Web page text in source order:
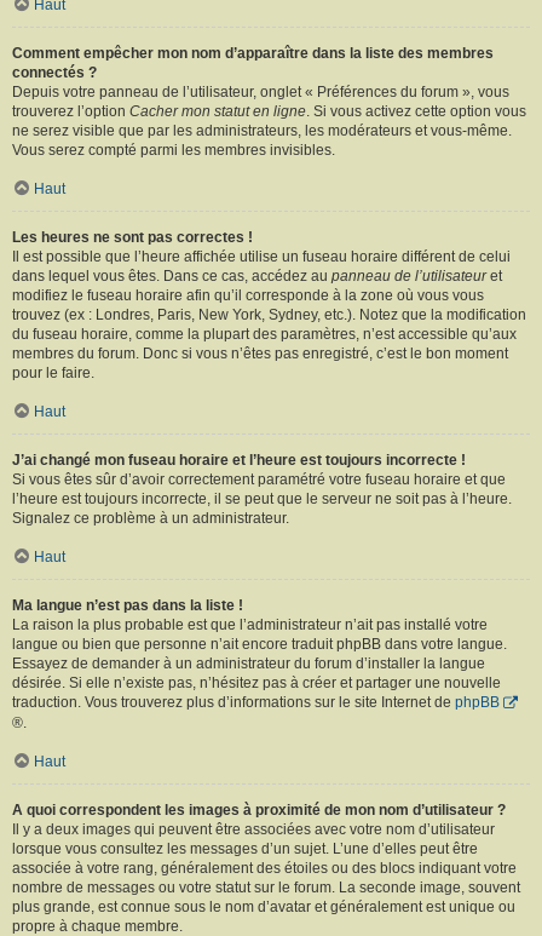
Haut
Comment empêcher mon nom d’apparaître dans la liste des membres
connectés ?
Depuis votre panneau de l’utilisateur, onglet « Préférences du forum », vous
trouverez l’option Cacher mon statut en ligne. Si vous activez cette option vous
ne serez visible que par les administrateurs, les modérateurs et vous-même.
Vous serez compté parmi les membres invisibles.
Haut
Les heures ne sont pas correctes !
Il est possible que l’heure affichée utilise un fuseau horaire différent de celui
dans lequel vous êtes. Dans ce cas, accédez au panneau de l’utilisateuret
modifiez le fuseau horaire afin qu’il corresponde à la zone où vous vous
trouvez (ex : Londres, Paris, New York, Sydney, etc.). Notez que la modification
du fuseau horaire, comme la plupart des paramètres, n’est accessible qu’aux
membres du forum. Donc si vous n’êtes pas enregistré, c’est le bon moment
pour le faire.
Haut
J’ai changé mon fuseau horaire et l’heure est toujours incorrecte !
Si vous êtes sûr d’avoir correctement paramétré votre fuseau horaire et que
l’heure est toujours incorrecte, il se peut que le serveur ne soit pas à l’heure.
Signalez ce problème à un administrateur.
Haut
Ma langue n’est pas dans la liste !
La raison la plus probable est que l’administrateur n’ait pas installé votre
langue ou bien que personne n’ait encore traduit phpBB dans votre langue.
Essayez de demander à un administrateur du forum d’installer la langue
désirée. Si elle n’existe pas, n’hésitez pas à créer et partager une nouvelle
traduction. Vous trouverez plus d’informations sur le site Internet de phpBB
®.
Haut
A quoi correspondent les images à proximité de mon nom d’utilisateur ?
Il y a deux images qui peuvent être associées avec votre nom d’utilisateur
lorsque vous consultez les messages d’un sujet. L’une d’elles peut être
associée à votre rang, généralement des étoiles ou des blocs indiquant votre
nombre de messages ou votre statut sur le forum. La seconde image, souvent
plus grande, est connue sous le nom d’avatar et généralement est unique ou
propre à chaque membre.